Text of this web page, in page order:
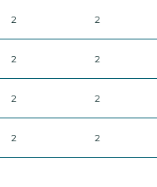
2 2
2 2
2 2
2 2